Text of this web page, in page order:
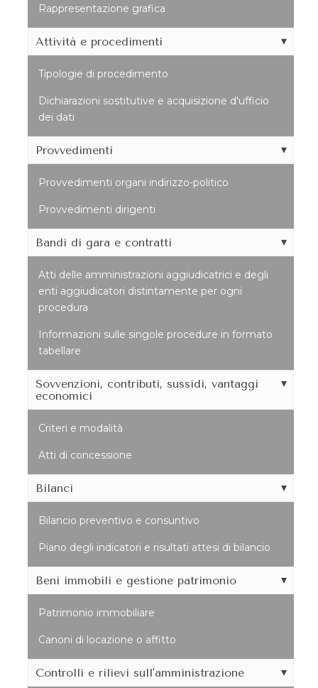
Rappresentazione grafica
Attività e procedimenti
Tipologie di procedimento
Dichiarazioni sostitutive e acquisizione d'ufficio
dei dati
Provvedimenti
Provvedimenti organi indirizzo-politico
Provvedimenti dirigenti
Bandi di gara e contratti
Atti delle amministrazioni aggiudicatrici e degli
enti aggiudicatori distintamente per ogni
procedura
Informazioni sulle singole procedure in formato
tabellare
Sovvenzioni, contributi, sussidi, vantaggi
economici
Criteri e modalità
Atti di concessione
Bilanci
Bilancio preventivo e consuntivo
Piano degli indicatori e risultati attesi di bilancio
Beni immobili e gestione patrimonio
Patrimonio immobiliare
Canoni di locazione o affitto
Controlli e rilievi sull'amministrazione